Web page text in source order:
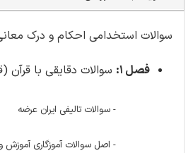
سوالات استخدامی احکام و درک معانی قرآنی
فصل 1: سوالات دقایقی با قرآن
- سوالات تالیفی ایران عرضه
- اصل سوالات آموزگاری آموزش و